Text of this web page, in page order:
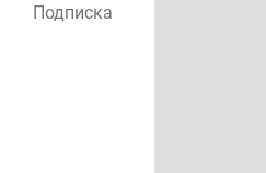
Подписка